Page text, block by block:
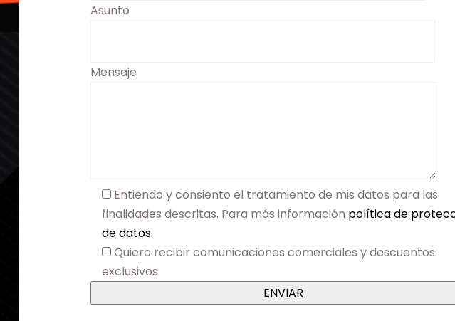
Asunto
Mensaje
Entiendo y consiento el tratamiento de mis datos para las
finalidades descritas. Para más información política de
de datos
Quiero recibir comunicaciones comerciales y descuentos
exclusivos.